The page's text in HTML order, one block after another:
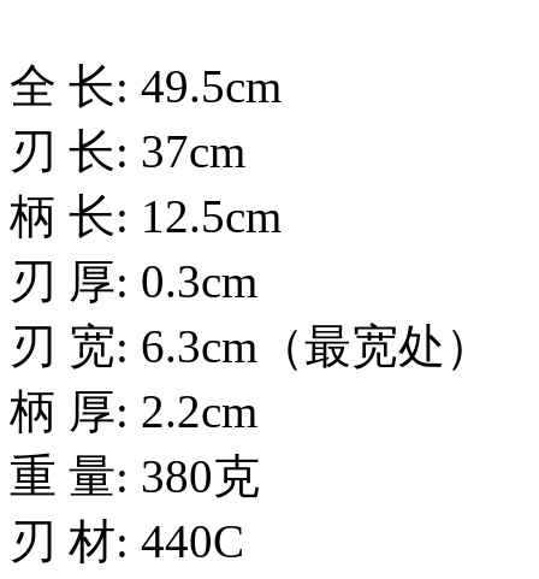
全 长: 49.5cm
刃 长: 37cm
柄 长: 12.5cm
刃 厚: 0.3cm
刃 宽: 6.3cm（最宽处）
柄 厚: 2.2cm
重 量: 380克
刃 材: 440C